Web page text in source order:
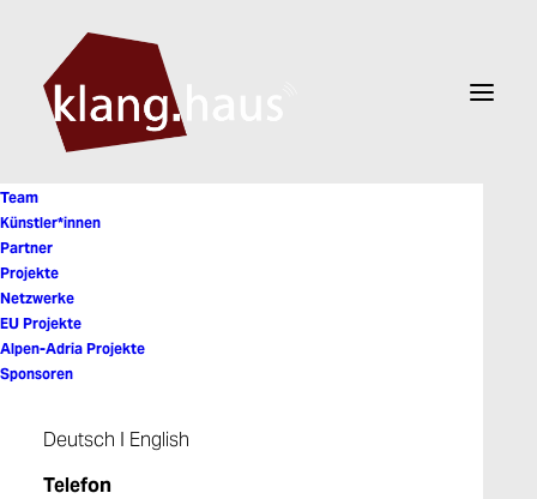
Team
Künstler*innen
Partner
Projekte
Netzwerke
EU Projekte
Alpen-Adria Projekte
Sponsoren
Deutsch I English
Telefon
Maggie Nicols